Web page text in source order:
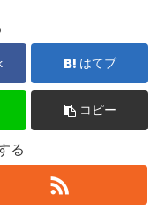
はてブ
コピー
る